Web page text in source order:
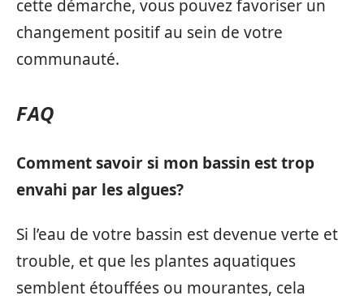
cette démarche, vous pouvez favoriser un
changement positif au sein de votre
communauté.
FAQ
Comment savoir si mon bassin est trop
envahi par les algues?
Si l’eau de votre bassin est devenue verte et
trouble, et que les plantes aquatiques
semblent étouffées ou mourantes, cela